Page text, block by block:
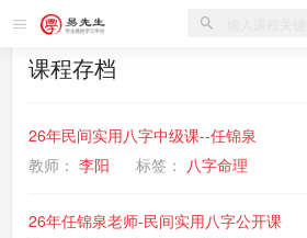
课程存档
26年民间实用八字中级课--任锦泉
教师： 李阳 标签： 八字命理
26年任锦泉老师-民间实用八字公开课